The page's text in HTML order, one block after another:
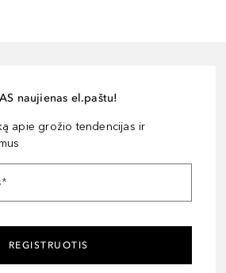
naujienas el.paštu!
apie grožio tendencijas ir
*
REGISTRUOTIS